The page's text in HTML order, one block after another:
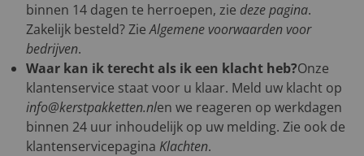
binnen 14 dagen te herroepen, zie deze pagina.
Zakelijk besteld? ZieAlgemene voorwaarden voor
bedrijven.
Waar kan ik terecht als ik een klacht heb?Onze
klantenservice staat voor u klaar. Meld uw klacht op
info@kerstpakketten.nlen we reageren op werkdagen
binnen 24 uur inhoudelijk op uw melding. Zie ook de
klantenservicepagina Klachten.